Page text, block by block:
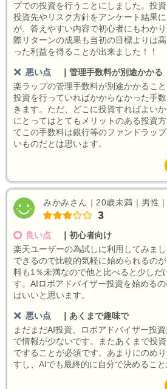
プでの投資を行うことにしました。投資
投資先やリスク方針をアンケート結果
が、答えやすい内容で初心者にもわか
際リターンの成果も当初の目標よりは
った利益を得ることが出来ました！！
悪い点
管理手数料が別途かかる
楽ラップの管理手数料が別途かかるこ
投資を行っていればかからなかった手
きます。ただ、どこに投資すればよい
にとってはとてもメリットのある投資
てこの手数料は銀行等のファンドラッ
いものだとは思います。
みかみさん｜20歳未満｜男性
3
良い点
初心者向け
楽天ユーザーの為試しに利用してみま
できるので比較的気軽に始められるの
料も1％未満なので他と比べると少しだ
す。AIロボアドバイザー投資を始める
はいいと思います。
悪い点
あくまで趣味で
まだまだAI投資、ロボアドバイザー投
で情報が少ないです。またあくまで投
ですることが必須です。あまりにのめ
すし、AIでも最終的に自分で決めること